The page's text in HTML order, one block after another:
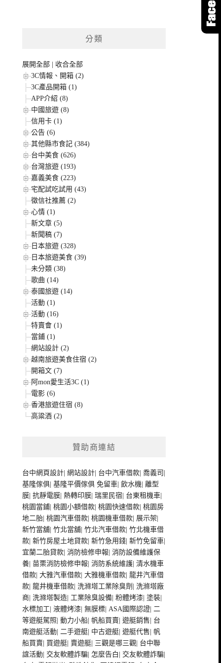
分類
展開全部
收合全部
3C情報、開箱 (2)
3C產品開箱 (1)
APP介紹 (8)
中國旅遊 (8)
信用卡 (1)
公告 (6)
其他縣市食記 (384)
台中美食 (626)
台灣旅遊 (193)
嘉義美食 (223)
宅配試吃試用 (43)
徵信社推薦 (2)
心情 (1)
新文章 (5)
新聞稿 (7)
日本旅遊 (328)
日本旅遊美食 (39)
未分類 (38)
歌曲 (14)
泰國旅遊 (14)
活動 (1)
活動 (16)
特賣會 (1)
當鋪 (1)
網站設計 (2)
越南旅遊美食住宿 (2)
開箱文 (7)
阿mon愛生活3C (1)
電影 (6)
香港旅遊住宿 (8)
高粱酒 (2)
贊助商連結
台中網頁設計 |網站設計 台中汽車借款 |喬義司
基隆傢俱 |基隆平價傢俱 免留車 |飲水機 |離型
膜 |抗靜電膜 |熱轉印膜 |瑞里民宿 台東租機車
桃園當鋪 |桃園小額借款 |桃園快速借款 |桃園房
地二胎 |桃園汽車借款 |桃園機車借款 展示架
新竹當舖 |竹北當舖 |竹北汽車借款 |竹北機車借
款 |新竹房屋土地貸款 |新竹急用錢 |新竹免留車
宜蘭二胎貸款 |消防檢修申報 |消防設備維護保
養 |苗栗消防檢修申報 |消防系統維護 |清水機車
借款 |大雅汽車借款 |大雅機車借款 |龍井汽車借
款 |龍井機車借款 洗滌塔工業除臭劑
洗滌塔廠
商 洗滌塔製造 工業除臭設備 |粉體烤漆 |塗裝
水標加工 |液體烤漆 |無膜標 |ASA國際認證 |二
等遊艇駕照 |動力小船 帆船買賣 |遊艇銷售 台
南遊艇活動 |二手遊艇 中古遊艇 |遊艇代售 帆
船買賣 買遊艇 賣遊艇 三觀是哪三觀 台中聯
誼活動 交友軟體詐騙 怎麼告白 交友軟體詐騙